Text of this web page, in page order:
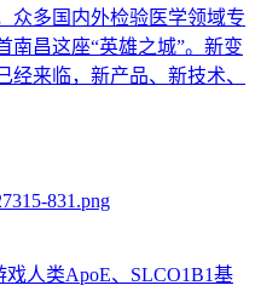
众多国内外检验医学领域专
南昌这座“英雄之城”。新变
经来临，新产品、新技术、
人类ApoE、SLCO1B1基